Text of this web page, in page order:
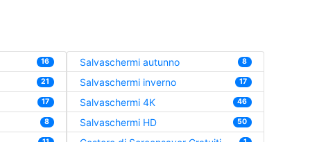
16
21
17
8
Salvaschermi autunno 8
Salvaschermi inverno 17
Salvaschermi 4K 46
Salvaschermi HD 50